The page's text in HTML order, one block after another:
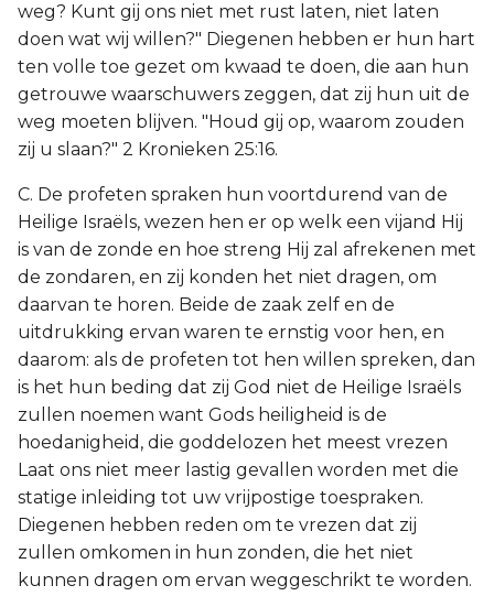
weg? Kunt gij ons niet met rust laten, niet laten
doen wat wij willen?" Diegenen hebben er hun hart
ten volle toe gezet om kwaad te doen, die aan hun
getrouwe waarschuwers zeggen, dat zij hun uit de
weg moeten blijven. "Houd gij op, waarom zouden
zij u slaan?" 2 Kronieken 25:16.
C. De profeten spraken hun voortdurend van de
Heilige Israëls, wezen hen er op welk een vijand Hij
is van de zonde en hoe streng Hij zal afrekenen met
de zondaren, en zij konden het niet dragen, om
daarvan te horen. Beide de zaak zelf en de
uitdrukking ervan waren te ernstig voor hen, en
daarom: als de profeten tot hen willen spreken, dan
is het hun beding dat zij God niet de Heilige Israëls
zullen noemen want Gods heiligheid is de
hoedanigheid, die goddelozen het meest vrezen
Laat ons niet meer lastig gevallen worden met die
statige inleiding tot uw vrijpostige toespraken.
Diegenen hebben reden om te vrezen dat zij
zullen omkomen in hun zonden, die het niet
kunnen dragen om ervan weggeschrikt te worden.